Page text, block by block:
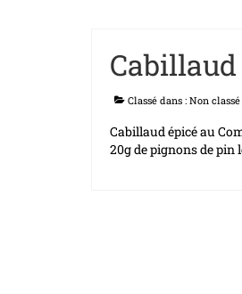
Classé dans : Non classé
Cabillaud épicé au
20g de pignons de pin